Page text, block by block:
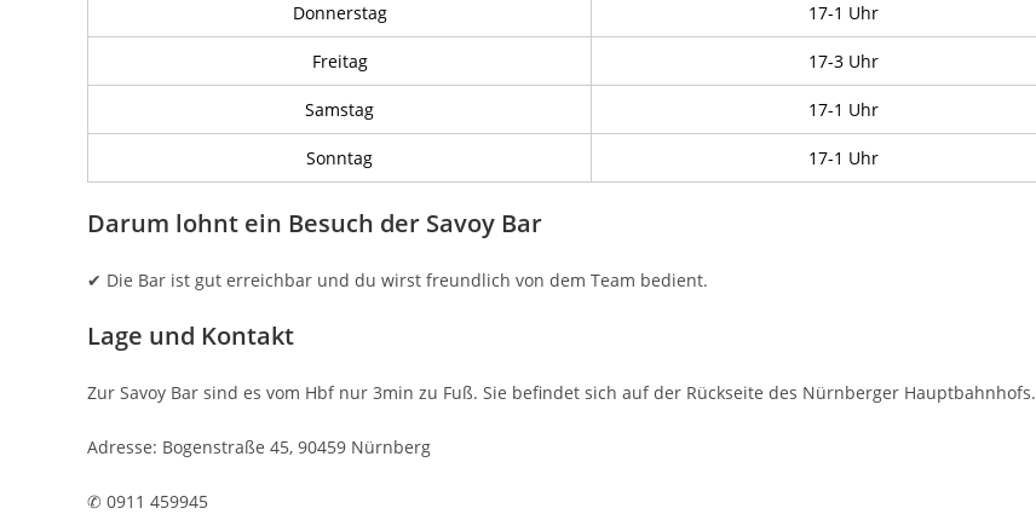
Donnerstag 17-1 Uhr
Freitag 17-3 Uhr
Samstag 17-1 Uhr
Sonntag 17-1 Uhr
Darum lohnt ein Besuch der Savoy Bar
✔ Die Bar ist gut erreichbar und du wirst freundlich von dem Team bedient.
Lage und Kontakt
Zur Savoy Bar sind es vom Hbf nur 3min zu Fuß. Sie befindet sich auf der Rückseite des Nürnberger Hauptbahnhofs.
Adresse: Bogenstraße 45, 90459 Nürnberg
✆ 0911 459945